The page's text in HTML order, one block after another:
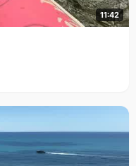
11:42